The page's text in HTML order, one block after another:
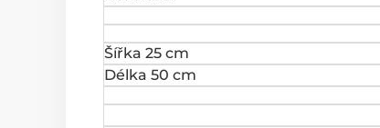
Šířka 25 cm
Délka 50 cm